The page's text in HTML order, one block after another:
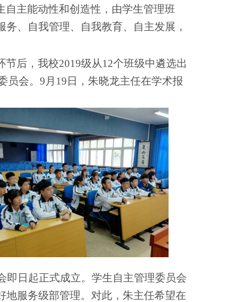
主能动性和创造性，由学生管理班
、自我管理、自我教育、自主发展，
后，我校2019级从12个班级中遴选出
员会。9月19日，朱晓龙主任在学术报
日起正式成立。学生自主管理委员会
服务级部管理。对此，朱主任希望在